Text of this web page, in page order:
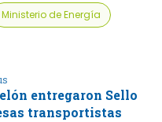
Ministerio de Energía
entregaron Sello
transportistas